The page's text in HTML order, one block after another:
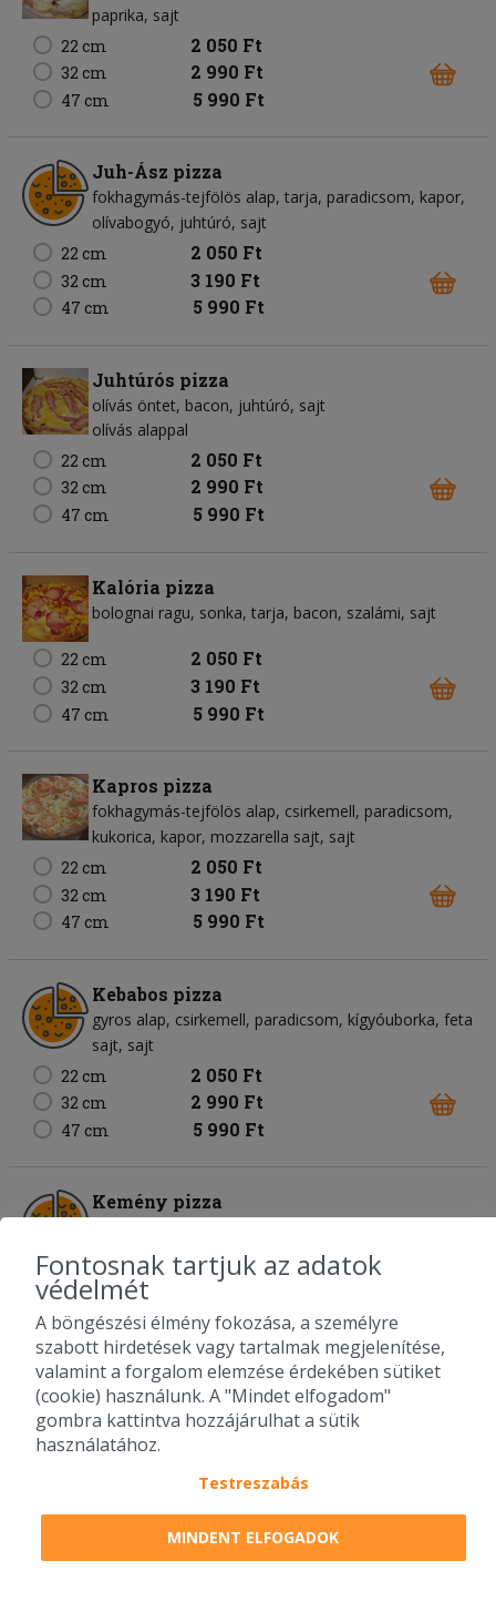
paprika sajt
22 cm
2 050 Ft
32 cm 2 990 Ft
47 cm 5 990 Ft
Juh-Ász pizza
fokhagymás-tejfölös alap tarja paradicsom kapor
olívabogyó juhtúró sajt
22 cm
2 050 Ft
32 cm 3 190 Ft
47 cm 5 990 Ft
Juhtúrós pizza
olívás öntet bacon juhtúró sajt
olívás alappal
22 cm
2 050 Ft
32 cm 2 990 Ft
47 cm 5 990 Ft
Kalória pizza
bolognai ragu sonka tarja bacon szalámi sajt
22 cm 2 050 Ft
32 cm 3 190 Ft
47 cm 5 990 Ft
Kapros pizza
fokhagymás-tejfölös alap csirkemell paradicsom
kukorica kapor mozzarella sajt sajt
22 cm
2 050 Ft
32 cm 3 190 Ft
47 cm 5 990 Ft
Kebabos pizza
gyros alap csirkemell paradicsom kígyóuborka feta
sajt sajt
22 cm
2 050 Ft
32 cm 2 990 Ft
47 cm 5 990 Ft
Kemény pizza
22 cm
2 050 Ft
47 cm 5 990 Ft
King pizza
paradicsomos alap sonka
2 050 Ft
32 cm 2 990 Ft
5 990 Ft
Fontosnak tartjuk az adatok
védelmét
A böngészési élmény fokozása, a személyre
szabott hirdetések vagy tartalmak megjelenítése,
valamint a forgalom elemzése érdekében sütiket
(cookie) használunk. A "Mindet elfogadom"
gombra kattintva hozzájárulhat a sütik
használatához.
Testreszabás
MINDENT ELFOGADOK